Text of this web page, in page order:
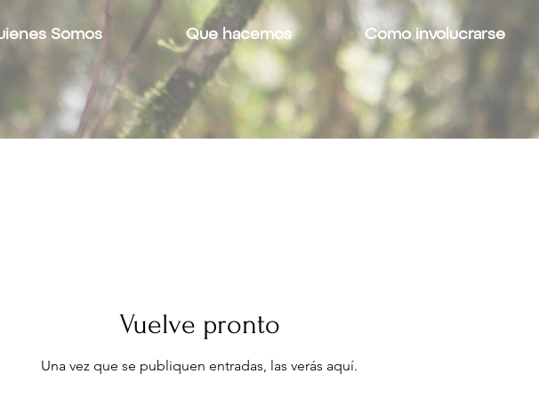
Somos Que hacemos Como involucrarse
Vuelve pronto
Una vez que se publiquen entradas, las verás aquí.